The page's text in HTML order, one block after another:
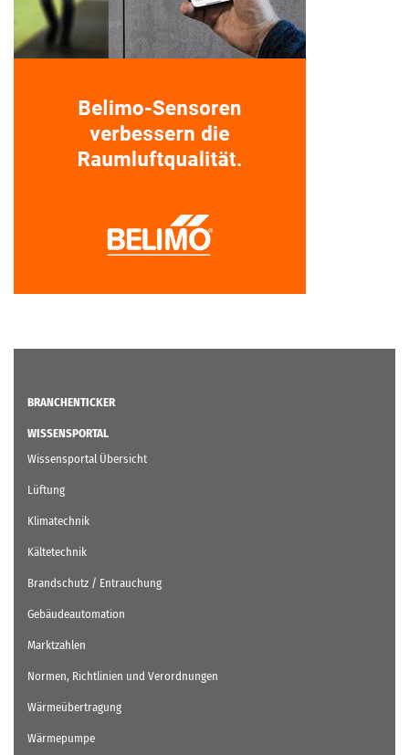
BRANCHENTICKER
WISSENSPORTAL
Wissensportal Übersicht
Lüftung
Klimatechnik
Kältetechnik
Brandschutz / Entrauchung
Gebäudeautomation
Marktzahlen
Normen, Richtlinien und Verordnungen
Wärmeübertragung
Wärmepumpe